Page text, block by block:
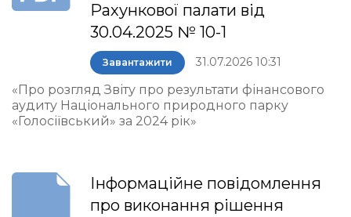
Рахункової палати від
30.04.2025 № 10-1
Завантажити 31.07.2026 10:31
«Про розгляд Звіту про результати фінансового
аудиту Національного природного парку
«Голосіївський» за 2024 рік»
Інформаційне повідомлення
про виконання рішення